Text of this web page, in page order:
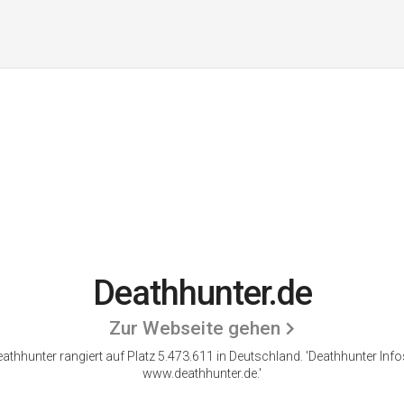
Deathhunter.de
Zur Webseite gehen
rangiert auf Platz 5.473.611 in Deutschland. 'Deathhunter
www.deathhunter.de.'